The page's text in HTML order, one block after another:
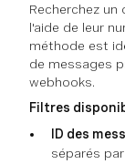
Recherchez
l'aide de leur
méthode est
de messages
webhooks.
Filtres
ID des
séparés